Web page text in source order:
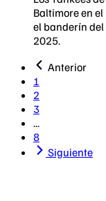
Baltimore en
el banderín del
2025.
Anterior
1
2
3
...
8
Siguiente